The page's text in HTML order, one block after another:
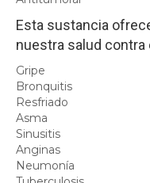
Esta sustancia
nuestra salud
Gripe
Bronquitis
Resfriado
Asma
Sinusitis
Anginas
Neumonía